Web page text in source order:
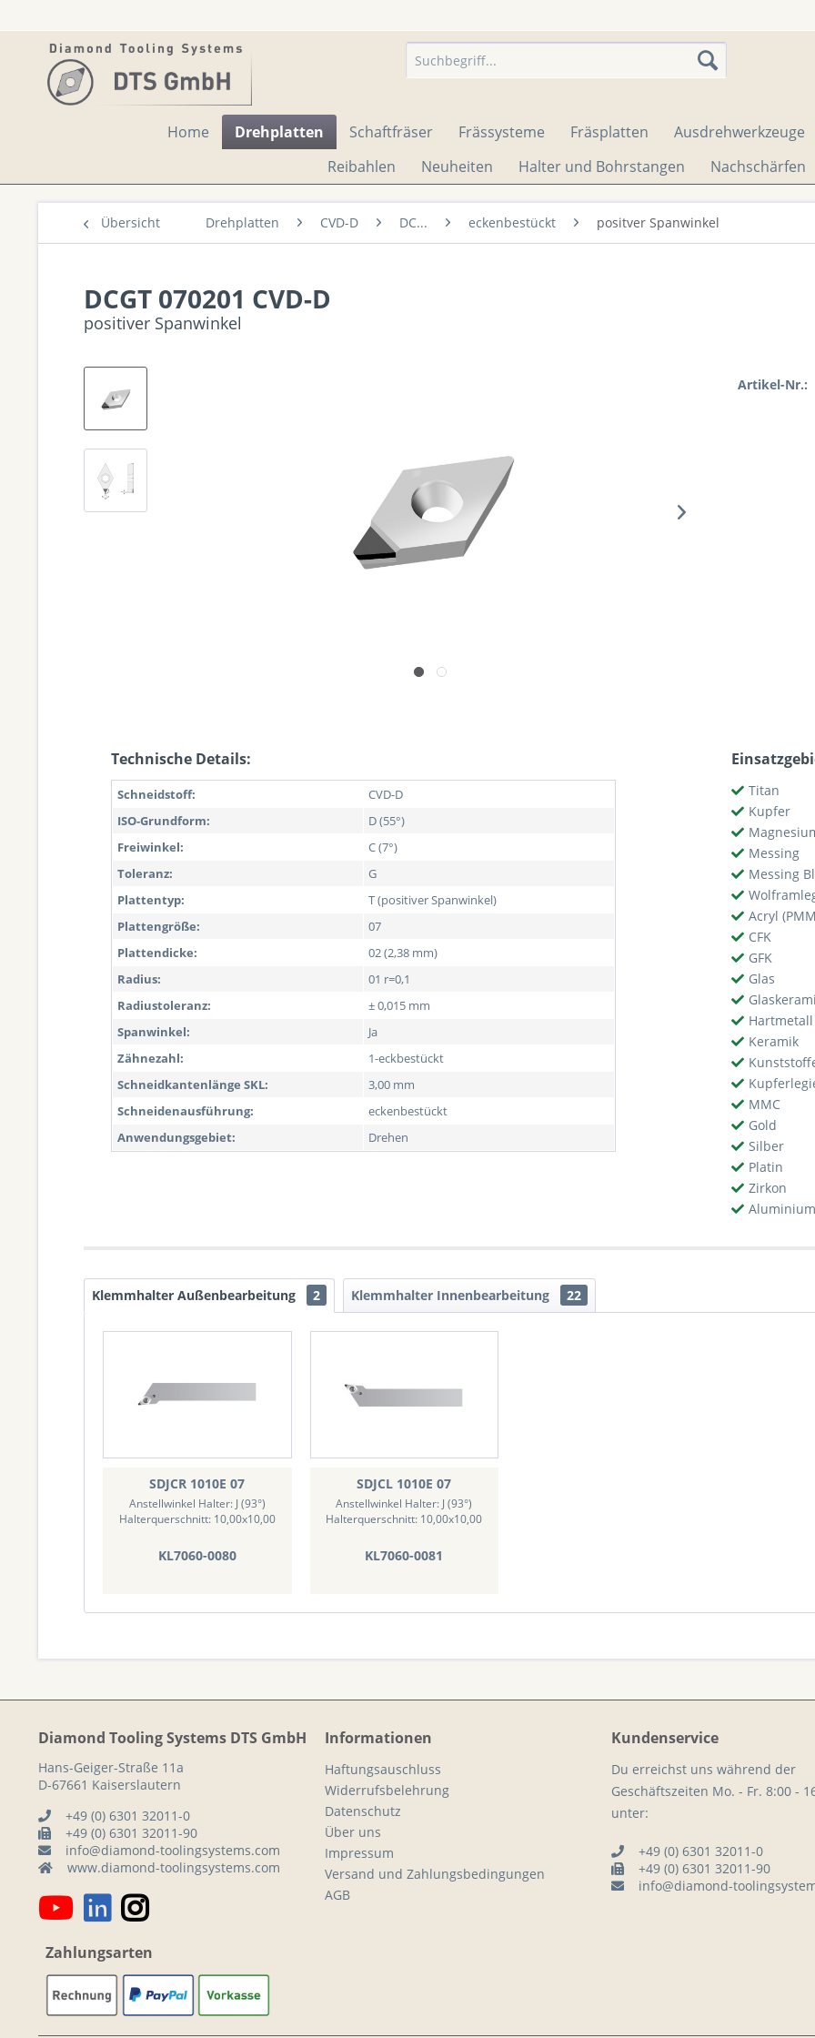
Home Drehplatten Schaftfräser Frässysteme Fräsplatten
Ausdrehwerkzeuge
Reibahlen
Neuheiten Halter und Bohrstangen Nachschärfen
Übersicht Drehplatten CVD-D DC... eckenbestückt positver Spanwinkel
DCGT 070201 CVD-D
positiver Spanwinkel
Artikel-Nr.:
Technische Details:
Schneidstoff:
CVD-D
ISO-Grundform:
D (55°)
Freiwinkel:
C (7°)
Toleranz:
G
Plattentyp:
T (positiver Spanwinkel)
Plattengröße:
07
Plattendicke:
02 (2,38 mm)
Radius:
01 r=0,1
Radiustoleranz:
± 0,015 mm
Spanwinkel:
Ja
Zähnezahl:
1-eckbestückt
Schneidkantenlänge SKL:
3,00 mm
Schneidenausführung:
eckenbestückt
Anwendungsgebiet:
Drehen
Titan
Kupfer
Messing
Messing
Acryl
CFK
GFK
Glas
Hartmetall
Keramik
MMC
Gold
Silber
Platin
Zirkon
Klemmhalter Außenbearbeitung 2 Klemmhalter Innenbearbeitung 22
SDJCR 1010E 07
Anstellwinkel Halter: J (93°)
Halterquerschnitt: 10,00x10,00
KL7060-0080
SDJCL 1010E 07
Anstellwinkel Halter: J (93°)
Halterquerschnitt: 10,00x10,00
KL7060-0081
Diamond Tooling Systems DTS GmbH
Hans-Geiger-Straße 11a
D-67661 Kaiserslautern
+49 (0) 6301 32011-0
+49 (0) 6301 32011-90
info@diamond-toolingsystems.com
www.diamond-toolingsystems.com
Informationen
Haftungsauschluss
Widerrufsbelehrung
Datenschutz
Über uns
Impressum
Versand und Zahlungsbedingungen
AGB
Kundenservice
Du erreichst uns während der
Geschäftszeiten Mo. - Fr. 8:00 -
unter:
+49 (0) 6301 32011-0
+49 (0) 6301 32011-90
info@diamond-
Zahlungsarten